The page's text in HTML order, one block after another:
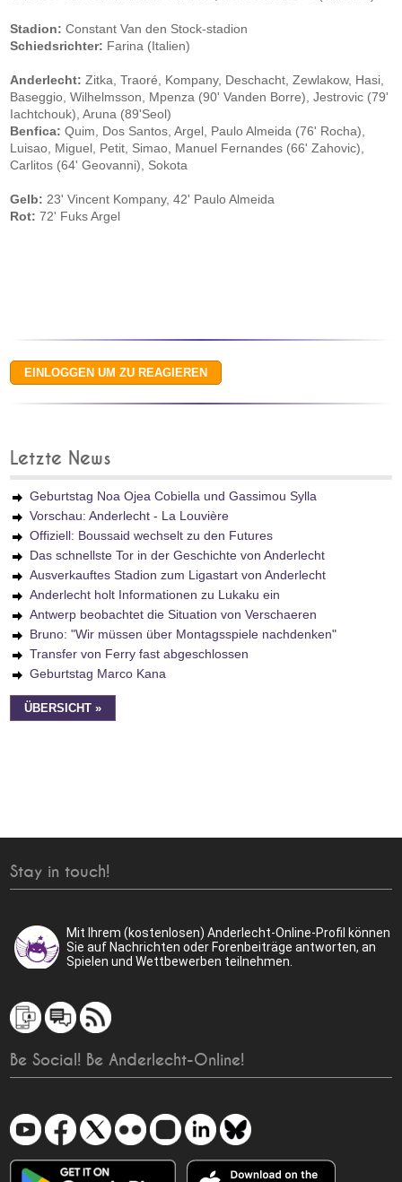
Stadion: Constant Van den Stock-stadion
Schiedsrichter: Farina (Italien)
Anderlecht: Zitka, Traoré, Kompany, Deschacht, Zewlakow, Hasi,
Baseggio, Wilhelmsson, Mpenza (90' Vanden Borre), Jestrovic (79'
Iachtchouk), Aruna (89'Seol)
Benfica: Quim, Dos Santos, Argel, Paulo Almeida (76' Rocha),
Luisao, Miguel, Petit, Simao, Manuel Fernandes (66' Zahovic),
Carlitos (64' Geovanni), Sokota
Gelb: 23' Vincent Kompany, 42' Paulo Almeida
Rot: 72' Fuks Argel
Letzte News
Geburtstag Noa Ojea Cobiella und Gassimou Sylla
Vorschau: Anderlecht - La Louvière
Offiziell: Boussaid wechselt zu den Futures
Das schnellste Tor in der Geschichte von Anderlecht
Ausverkauftes Stadion zum Ligastart von Anderlecht
Anderlecht holt Informationen zu Lukaku ein
Antwerp beobachtet die Situation von Verschaeren
Bruno: "Wir müssen über Montagsspiele nachdenken"
Transfer von Ferry fast abgeschlossen
Geburtstag Marco Kana
ÜBERSICHT »
Stay in touch!
Mit Ihrem (kostenlosen) Anderlecht-Online-Profil können
Sie auf Nachrichten oder Forenbeiträge antworten, an
Spielen und Wettbewerben teilnehmen.
Be Social! Be Anderlecht-Online!